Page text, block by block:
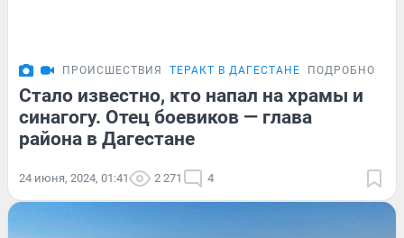
ПРОИСШЕСТВИЯ ТЕРАКТ В ДАГЕСТАНЕ ПОДРОБНОСТИ
Стало известно, кто напал на храмы и
синагогу. Отец боевиков — глава
района в Дагестане
24 июня, 2024, 01:41 2 271 4